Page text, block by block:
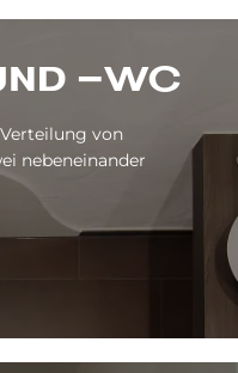
-WC
von
nebeneinander